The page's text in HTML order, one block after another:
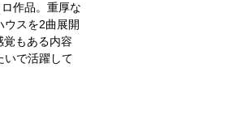
作品。重厚な
スを2曲展開
もある内容
いで活躍して